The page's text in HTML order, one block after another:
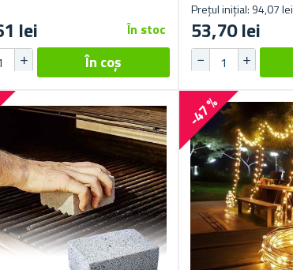
lei În stoc
Prețul inițial: 94,07 lei
53,70 lei
-47 %